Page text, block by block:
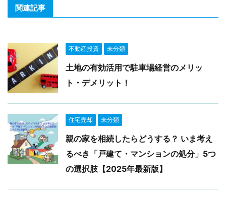
関連記事
不動産投資 未分類
土地の有効活用で駐車場経営のメリッ
ト・デメリット！
住宅売却 未分類
親の家を相続したらどうする？ いま考え
るべき「戸建て・マンションの処分」5つ
の選択肢【2025年最新版】